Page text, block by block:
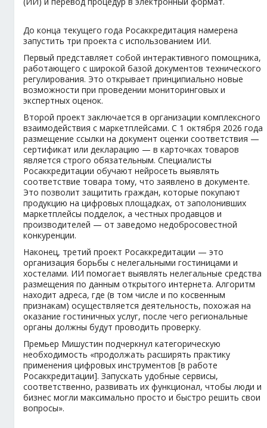
До конца текущего года Росаккредитация намерена
запустить три проекта с использованием ИИ.
Первый представляет собой интерактивного помощника,
работающего с широкой базой документов технического
регулирования. Это открывает принципиально новые
возможности при проведении мониторинговых и
экспертных оценок.
Второй проект заключается в организации комплексного
взаимодействия с маркетплейсами. С 1 октября 2026 года
размещение ссылки на документ оценки соответствия —
сертификат или декларацию — в карточках товаров
является строго обязательным. Специалисты
Росаккредитации обучают нейросеть выявлять
соответствие товара тому, что заявлено в документе.
Это позволит защитить граждан, которые покупают
продукцию на цифровых площадках, от заполонивших
маркетплейсы подделок, а честных продавцов и
производителей — от заведомо недобросовестной
конкуренции.
Наконец, третий проект Росаккредитации — это
организация борьбы с нелегальными гостиницами и
хостелами. ИИ помогает выявлять нелегальные средства
размещения по данным открытого интернета. Алгоритм
находит адреса, где (в том числе и по косвенным
признакам) осуществляется деятельность, похожая на
оказание гостиничных услуг, после чего региональные
органы должны будут проводить проверку.
Премьер Мишустин подчеркнул категорическую
необходимость «продолжать расширять практику
применения цифровых инструментов [в работе
Росаккредитации]. Запускать удобные сервисы,
соответственно, развивать их функционал, чтобы люди и
бизнес могли максимально просто и быстро решить свои
вопросы».